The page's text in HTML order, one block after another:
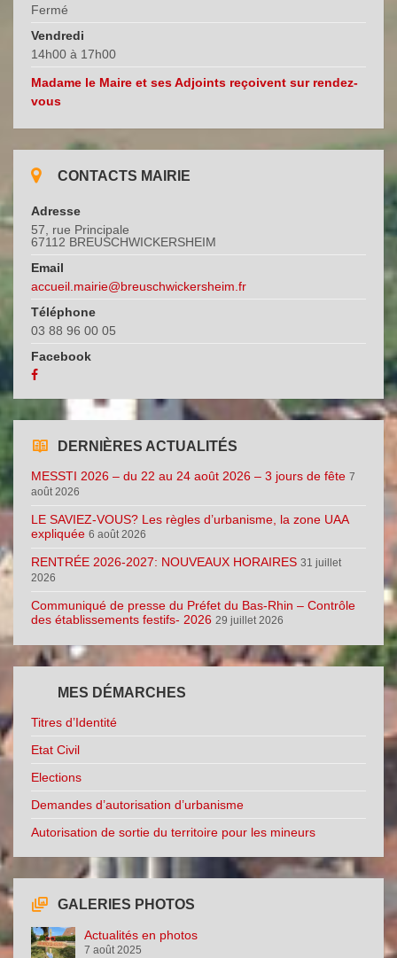
Fermé
Vendredi
14h00 à 17h00
Madame le Maire et ses Adjoints reçoivent sur rendez-
vous
CONTACTS MAIRIE
Adresse
57, rue Principale
67112 BREUSCHWICKERSHEIM
Email
accueil.mairie@breuschwickersheim.fr
Téléphone
03 88 96 00 05
Facebook
DERNIÈRES ACTUALITÉS
MESSTI 2026 – du 22 au 24 août 2026 – 3 jours de fête 7
août 2026
LE SAVIEZ-VOUS? Les règles d’urbanisme, la zone UAA
expliquée 6 août 2026
RENTRÉE 2026-2027: NOUVEAUX HORAIRES 31 juillet
2026
Communiqué de presse du Préfet du Bas-Rhin – Contrôle
des établissements festifs- 2026 29 juillet 2026
MES DÉMARCHES
Titres d’Identité
Etat Civil
Elections
Demandes d’autorisation d’urbanisme
Autorisation de sortie du territoire pour les mineurs
GALERIES PHOTOS
Actualités en photos
7 août 2025